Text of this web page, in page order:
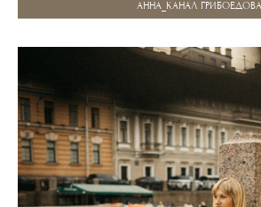
АННА_КАНАЛ ГРИБОЕДОВА